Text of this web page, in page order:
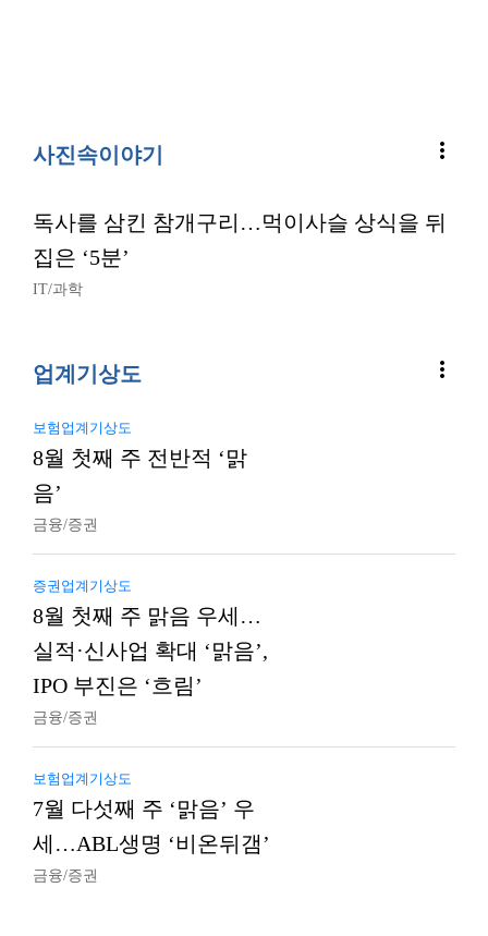
사진속이야기 more_vert
독사를 삼킨 참개구리…먹이사슬 상식을 뒤
집은 ‘5분’
IT/과학
업계기상도 more_vert
보험업계기상도
8월 첫째 주 전반적 ‘맑
음’
금융/증권
증권업계기상도
8월 첫째 주 맑음 우세…
실적·신사업 확대 ‘맑음’,
IPO 부진은 ‘흐림’
금융/증권
보험업계기상도
7월 다섯째 주 ‘맑음’ 우
세…ABL생명 ‘비온뒤갬’
금융/증권